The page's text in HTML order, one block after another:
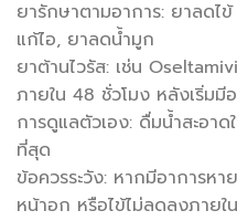
ยารักษาตามอาการ: ยาลดไ
แก้ไอ, ยาลดน้ำมูก
ยาต้านไวรัส: เช่น
ภายใน 48 ชั่วโมง หลังเริ่มมี
การดูแลตัวเอง: ดื่มน้ำสะอา
ที่สุด
ข้อควรระวัง: หากมีอาการหา
หน้าอก หรือไข้ไม่ลดลงภาย